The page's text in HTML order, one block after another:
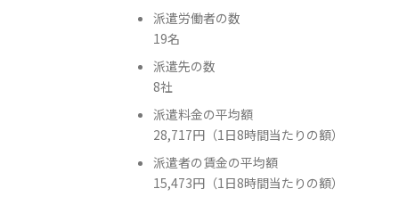
派遣労働者の数
19名
派遣先の数
8社
派遣料金の平均額
28,717円（1日8時間当たりの額）
派遣者の賃金の平均額
15,473円（1日8時間当たりの額）